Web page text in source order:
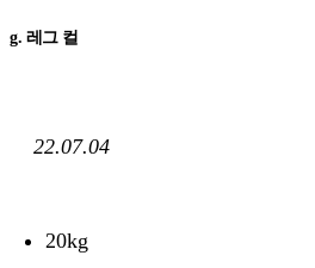
g. 레그 컬
22.07.04
20kg